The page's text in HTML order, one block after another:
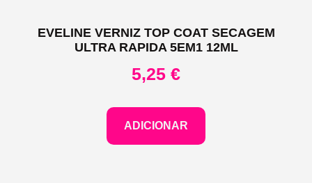
EVELINE VERNIZ TOP COAT SECAGEM
ULTRA RAPIDA 5EM1 12ML
5,25 €
ADICIONAR